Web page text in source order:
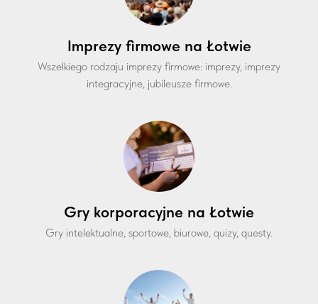
Imprezy firmowe na Łotwie
Wszelkiego rodzaju imprezy firmowe: imprezy, imprezy
integracyjne, jubileusze firmowe.
Gry korporacyjne na Łotwie
Gry intelektualne, sportowe, biurowe, quizy, questy.